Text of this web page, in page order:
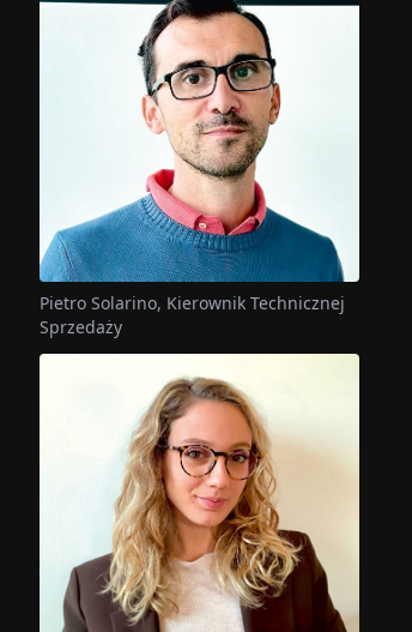
Pietro Solarino, Kierownik Technicznej
Sprzedaży